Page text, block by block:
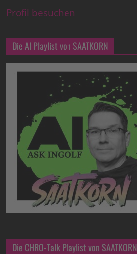
Profil besuchen
Die AI Playlist von SAATKORN
Die CHRO-Talk Playlist von SAATKORN